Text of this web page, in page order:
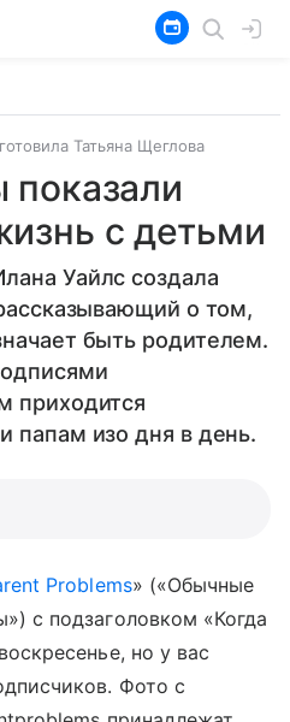
Татьяна Щеглова
с детьми
Уайлс создала
о том,
быть родителем.
приходится
папам изо дня в день.
Problems» («Обычные
с подзаголовком «Когда
но у вас
Фото с